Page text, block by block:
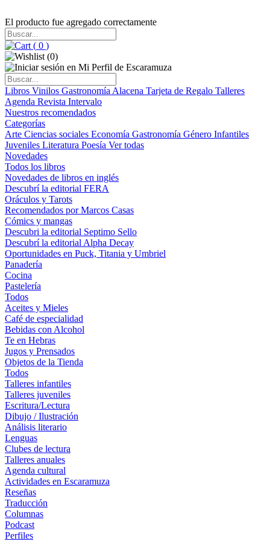
El producto fue agregado correctamente
( 0 )
(0)
Libros Vinilos Gastronomía Alacena Tarjeta de Regalo Talleres
Agenda Revista Intervalo
Nuestros recomendados
Categorías
Arte Ciencias sociales Economía Gastronomía Género Infantiles
Juveniles Literatura Poesía Ver todas
Novedades
Todos los libros
Novedades de libros en inglés
Descubrí la editorial FERA
Oráculos y Tarots
Recomendados por Marcos Casas
Cómics y mangas
Descubri la editorial Septimo Sello
Descubrí la editorial Alpha Decay
Oportunidades en Puck, Titania y Umbriel
Panadería
Cocina
Pastelería
Todos
Aceites y Mieles
Café de especialidad
Bebidas con Alcohol
Te en Hebras
Jugos y Prensados
Objetos de la Tienda
Todos
Talleres infantiles
Talleres juveniles
Escritura/Lectura
Dibujo / Ilustración
Análisis literario
Lenguas
Clubes de lectura
Talleres anuales
Agenda cultural
Actividades en Escaramuza
Reseñas
Traducción
Columnas
Podcast
Perfiles